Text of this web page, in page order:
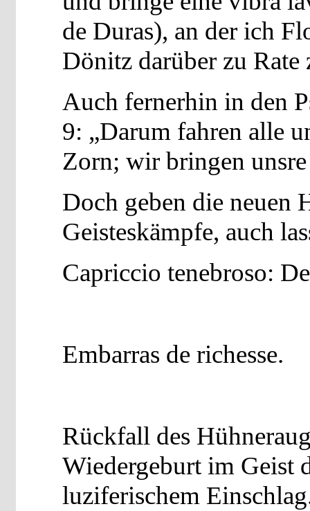
de Duras), an der ich
Dönitz darüber zu Rate
Auch fernerhin in den
9: „Darum fahren alle
Zorn; wir bringen
Doch geben die neuen
Geisteskämpfe, auch
Capriccio tenebroso:
Embarras de richesse.
Rückfall des
Wiedergeburt im Geist
luziferischem